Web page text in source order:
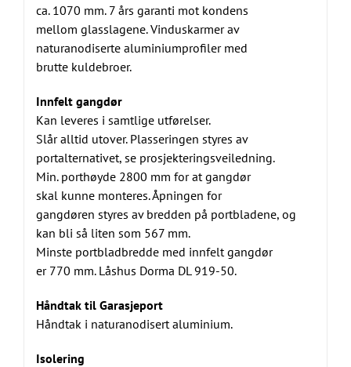
ca. 1070 mm. 7 års garanti mot kondens
mellom glasslagene. Vinduskarmer av
naturanodiserte aluminiumprofiler med
brutte kuldebroer.
Innfelt gangdør
Kan leveres i samtlige utførelser.
Slår alltid utover. Plasseringen styres av
portalternativet, se prosjekteringsveiledning.
Min. porthøyde 2800 mm for at gangdør
skal kunne monteres. Åpningen for
gangdøren styres av bredden på portbladene, og
kan bli så liten som 567 mm.
Minste portbladbredde med innfelt gangdør
er 770 mm. Låshus Dorma DL 919-50.
Håndtak til Garasjeport
Håndtak i naturanodisert aluminium.
Isolering